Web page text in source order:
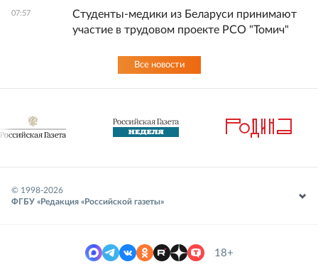
07:57
Студенты-медики из Беларуси принимают
участие в трудовом проекте РСО "Томич"
Все новости
© 1998-2026
ФГБУ «Редакция «Российской газеты»
18+